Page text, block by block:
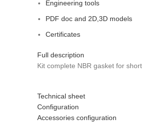
Engineering tools
PDF doc and 2D,3D models
Certificates
Full description
Kit complete NBR gasket for
Technical sheet
Configuration
Accessories configuration